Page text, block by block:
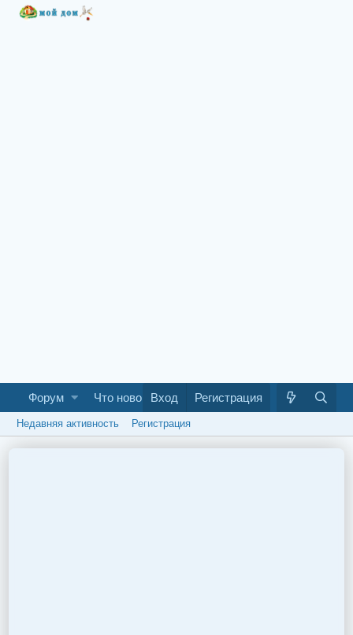
Форум Что нового Галерея Как построить
Вход Регистрация
Недавняя активность Регистрация